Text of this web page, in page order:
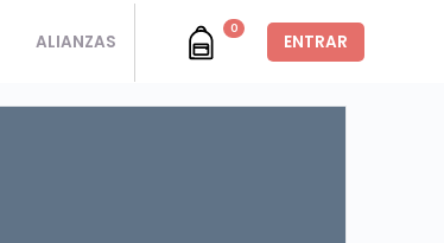
ALIANZAS
0
ENTRAR